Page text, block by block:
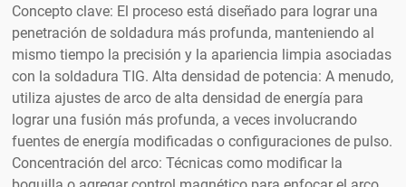
Concepto clave: El proceso está diseñado para lograr una
penetración de soldadura más profunda, manteniendo al
mismo tiempo la precisión y la apariencia limpia asociadas
con la soldadura TIG. Alta densidad de potencia: A menudo,
utiliza ajustes de arco de alta densidad de energía para
lograr una fusión más profunda, a veces involucrando
fuentes de energía modificadas o configuraciones de pulso.
Concentración del arco: Técnicas como modificar la